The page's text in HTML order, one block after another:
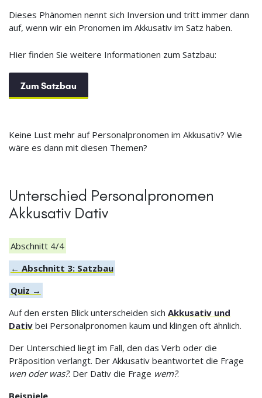
Dieses Phänomen nennt sich Inversion und tritt immer dann
auf, wenn wir ein Pronomen im Akkusativ im Satz haben.
Hier finden Sie weitere Informationen zum Satzbau:
Zum Satzbau
Keine Lust mehr auf Personalpronomen im Akkusativ? Wie
wäre es dann mit diesen Themen?
Unterschied Personalpronomen
Akkusativ Dativ
Abschnitt 4/4
← Abschnitt 3: Satzbau
Quiz →
Auf den ersten Blick unterscheiden sich Akkusativ und
Dativ bei Personalpronomen kaum und klingen oft ähnlich.
Der Unterschied liegt im Fall, den das Verb oder die
Präposition verlangt. Der Akkusativ beantwortet die Frage
wen oder was?. Der Dativ die Frage wem?.
Beispiele